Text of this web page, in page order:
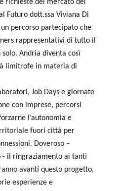
richieste del mercato del
Futuro dott.ssa Viviana Di
percorso partecipato che
rappresentativi di tutto il
Andria diventa così
limitrofe in materia di
Job Days e giornate
con imprese, percorsi
l’autonomia e
fuori città per
Doveroso –
- il ringraziamento ai tanti
avanti questo progetto,
esperienze e